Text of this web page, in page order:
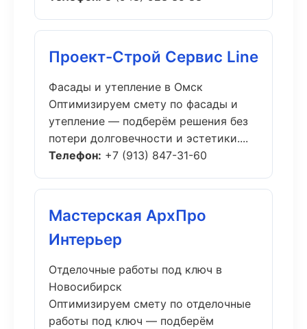
Проект-Строй Сервис Line
Фасады и утепление в Омск
Оптимизируем смету по фасады и
утепление — подберём решения без
потери долговечности и эстетики....
Телефон: +7 (913) 847-31-60
Мастерская АрхПро
Интерьер
Отделочные работы под ключ в
Новосибирск
Оптимизируем смету по отделочные
работы под ключ — подберём